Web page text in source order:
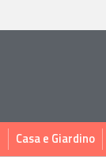
Casa e Giardino